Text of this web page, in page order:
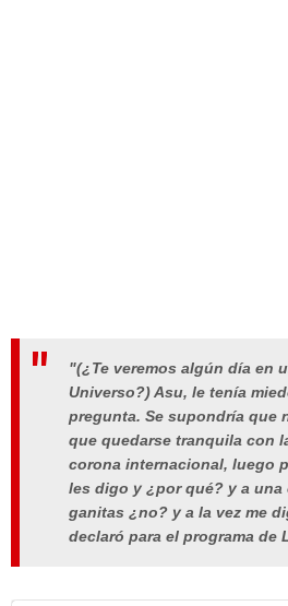
"(¿Te veremos algún día en
Universo?) Asu, le tenía
pregunta. Se supondría que
que quedarse tranquila con
corona internacional, luego
les digo y ¿por qué? y a una
ganitas ¿no? y a la vez me
declaró para el programa de